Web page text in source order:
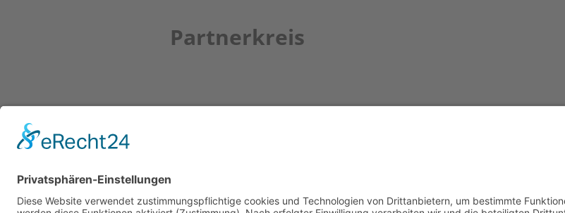
Partnerkreis
Newsletter